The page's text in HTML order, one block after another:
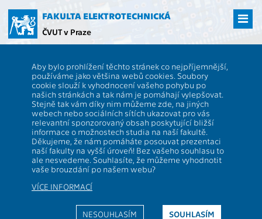
hlavní
obsah
FAKULTA ELEKTROTECHNICKÁ
ČVUT v Praze
Aby bylo prohlížení těchto stránek co nejpříjemnější,
používáme jako většina webů cookies. Soubory
cookie slouží k vyhodnocení vašeho pohybu po
našich stránkách a tak nám je pomáhají vylepšovat.
Stejně tak vám díky nim můžeme zde, na jiných
webech nebo sociálních sítích ukazovat pro vás
relevantní sponzorovaný obsah poskytující bližší
informace o možnostech studia na naší fakultě.
Děkujeme, že nám pomáháte posouvat prezentaci
naší fakulty na vyšší úroveň! Bez vašeho souhlasu to
ale nesvedeme. Souhlasíte, že můžeme vyhodnotit
vaše brouzdání po našem webu?
VÍCE INFORMACÍ
SOUHLASÍM
NESOUHLASÍM
A5M33IZS
A5M33IZS Informační a znalostní systémy
PV Rozsah výuky:
Katedra:
13133 Jazyk výuky:
CS
Garanti:
Zakončení:
Přednášející:
Kreditů:
4
Cvičící:
Semestr: L
Webová stránka:
http://cw.felk.cvut.cz/doku.php/courses/a5m33izs/start